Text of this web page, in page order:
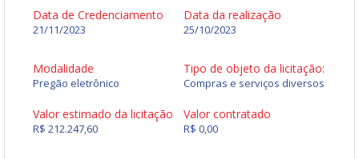
Data de Credenciamento
21/11/2023
Data da realização
25/10/2023
Modalidade
Pregão eletrônico
Tipo de objeto da licitação:
Compras e serviços diversos
Valor estimado da licitação
R$ 212.247,60
Valor contratado
R$ 0,00